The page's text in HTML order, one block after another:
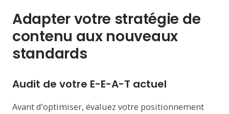
Adapter votre stratégie de
contenu aux nouveaux
standards
Audit de votre E-E-A-T actuel
Avant d’optimiser, évaluez votre positionnement